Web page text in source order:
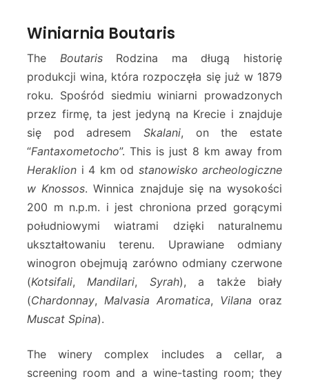
Winiarnia Boutaris
The BoutarisRodzina ma długą historię
produkcji wina, która rozpoczęła się już w 1879
roku. Spośród siedmiu winiarni prowadzonych
przez firmę, ta jest jedyną na Krecie i znajduje
się pod adresem Skalani, on the estate
“Fantaxometocho”. This is just 8 km away from
Heraklion i 4 km od stanowisko archeologiczne
w Knossos. Winnica znajduje się na wysokości
200 m n.p.m. i jest chroniona przed gorącymi
południowymi wiatrami dzięki naturalnemu
ukształtowaniu terenu. Uprawiane odmiany
winogron obejmują zarówno odmiany czerwone
(Kotsifali,Mandilari, Syrah), a także biały
(Chardonnay, Malvasia Aromatica, Vilana oraz
Muscat Spina).
The winery complex includes a cellar, a
screening room and a wine-tasting room; they